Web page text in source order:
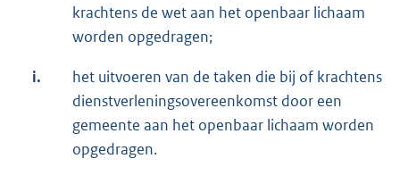
krachtens de wet aan het openbaar lichaam
worden opgedragen;
i.
het uitvoeren van de taken die bij of krachtens
dienstverleningsovereenkomst door een
gemeente aan het openbaar lichaam worden
opgedragen.